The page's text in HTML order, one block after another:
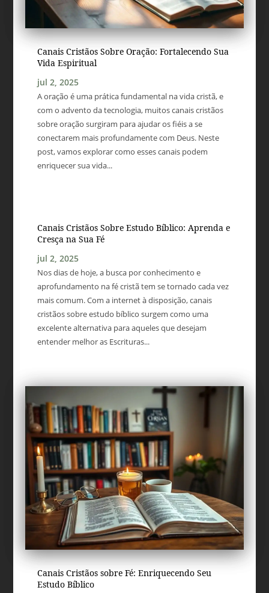
Canais Cristãos Sobre Oração: Fortalecendo Sua
Vida Espiritual
jul 2, 2025
A oração é uma prática fundamental na vida cristã, e
com o advento da tecnologia, muitos canais cristãos
sobre oração surgiram para ajudar os fiéis a se
conectarem mais profundamente com Deus. Neste
post, vamos explorar como esses canais podem
enriquecer sua vida...
Canais Cristãos Sobre Estudo Bíblico: Aprenda e
Cresça na Sua Fé
jul 2, 2025
Nos dias de hoje, a busca por conhecimento e
aprofundamento na fé cristã tem se tornado cada vez
mais comum. Com a internet à disposição, canais
cristãos sobre estudo bíblico surgem como uma
excelente alternativa para aqueles que desejam
entender melhor as Escrituras...
Canais Cristãos sobre Fé: Enriquecendo Seu
Estudo Bíblico